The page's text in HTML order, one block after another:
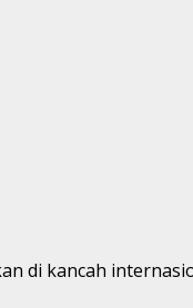
di kancah